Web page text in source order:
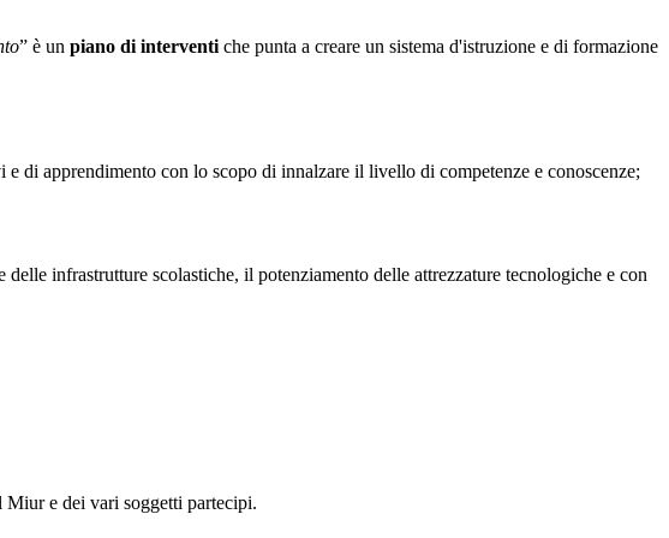
” è un piano di interventi che punta a creare un sistema d'istruzione e di formazione
di apprendimento con lo scopo di innalzare il livello di competenze e conoscenze;
infrastrutture scolastiche, il potenziamento delle attrezzature tecnologiche e con
e dei vari soggetti partecipi.